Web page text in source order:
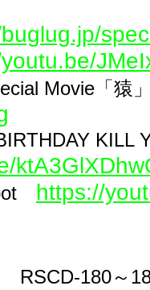
Movie「猿
KILL
https://
RSCD-180～